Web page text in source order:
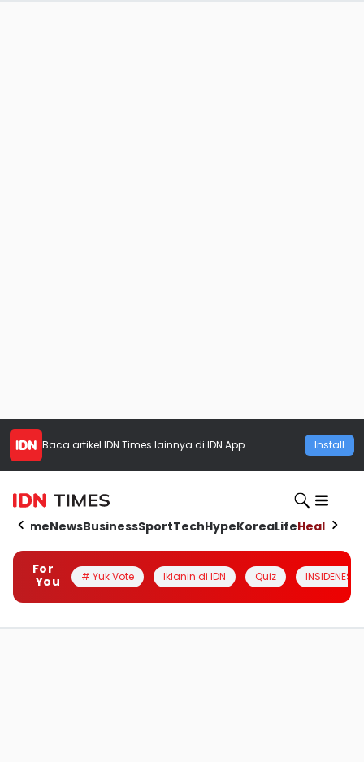
Baca artikel IDN Times lainnya di IDN App Install
HomeNewsBusinessSportTechHypeKoreaLifeHealth
For
You
# Yuk Vote Iklanin di IDN Quiz INSIDENESIA